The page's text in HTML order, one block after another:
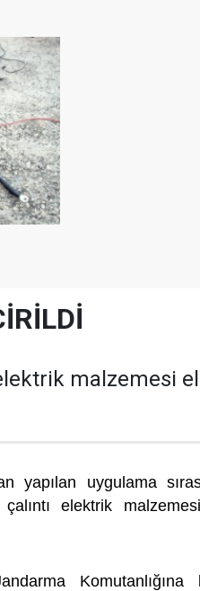
malzemesi
yapılan uygulama
elektrik
Komutanlığına